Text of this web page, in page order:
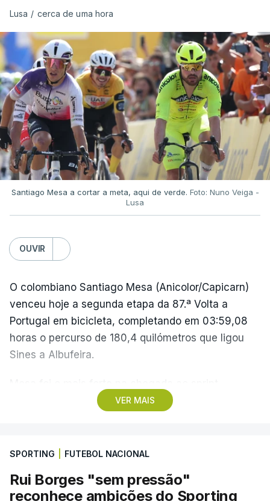
Lusa / cerca de uma hora
Santiago Mesa a cortar a meta, aqui de verde. Foto: Nuno Veiga -
Lusa
OUVIR
VER MAIS
O colombiano Santiago Mesa (Anicolor/Capicarn)
venceu hoje a segunda etapa da 87.ª Volta a
Portugal em bicicleta, completando em 03:59,08
horas o percurso de 180,4 quilómetros que ligou
Sines a Albufeira.
superando o espanhol Daniel Cavia (Burgos-
classificados, respetivamente, enquanto o
com o mesmo tempo, e mantém-se na liderança,
SPORTING FUTEBOL NACIONAL
Rui Borges "sem pressão"
reconhece ambições do Sporting